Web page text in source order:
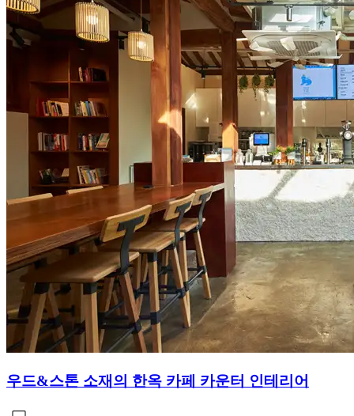
우드&스톤 소재의 한옥 카페 카운터 인테리어